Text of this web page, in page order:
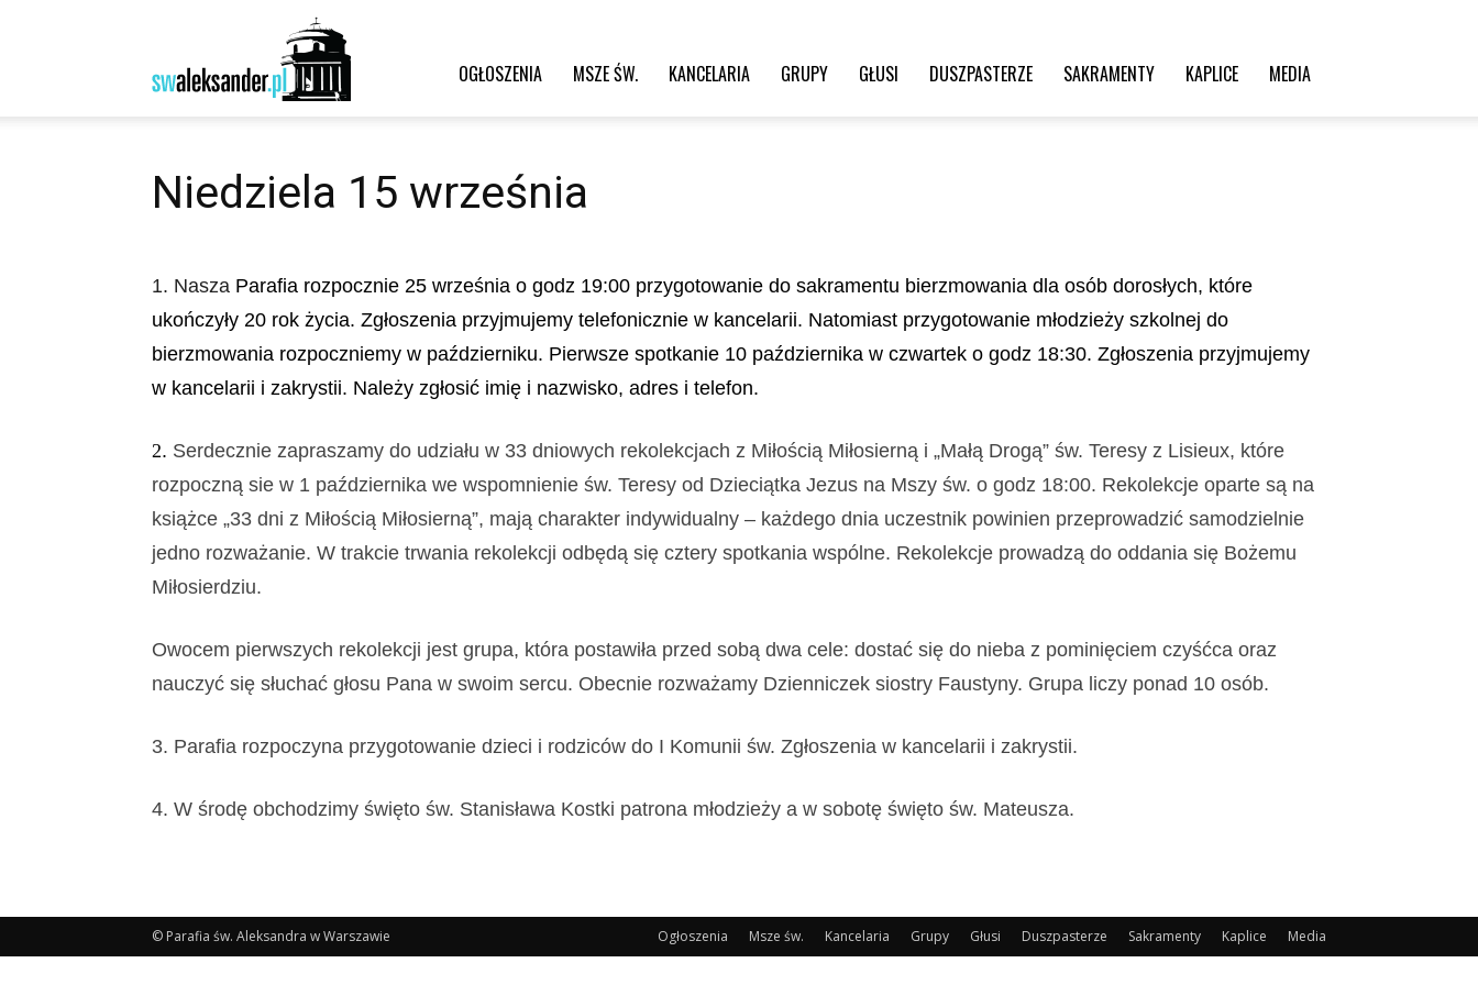
Św.
Aleksander
–
OGŁOSZENIA MSZE ŚW. KANCELARIA GRUPY GŁUSI DUSZPASTERZE SAKRAMENTY KAPLICE MEDIA
Niedziela 15 września
1. Nasza Parafia rozpocznie 25 września o godz 19:00 przygotowanie do sakramentu bierzmowania dla osób dorosłych, które
ukończyły 20 rok życia. Zgłoszenia przyjmujemy telefonicznie w kancelarii. Natomiast przygotowanie młodzieży szkolnej do
bierzmowania rozpoczniemy w październiku. Pierwsze spotkanie 10 października w czwartek o godz 18:30. Zgłoszenia przyjmujemy
w kancelarii i zakrystii. Należy zgłosić imię i nazwisko, adres i telefon.
2. Serdecznie zapraszamy do udziału w 33 dniowych rekolekcjach z Miłością Miłosierną i „Małą Drogą” św. Teresy z Lisieux, które
rozpoczną sie w 1 października we wspomnienie św. Teresy od Dzieciątka Jezus na Mszy św. o godz 18:00. Rekolekcje oparte są na
książce „33 dni z Miłością Miłosierną”, mają charakter indywidualny – każdego dnia uczestnik powinien przeprowadzić samodzielnie
jedno rozważanie. W trakcie trwania rekolekcji odbędą się cztery spotkania wspólne. Rekolekcje prowadzą do oddania się Bożemu
Miłosierdziu.
Owocem pierwszych rekolekcji jest grupa, która postawiła przed sobą dwa cele: dostać się do nieba z pominięciem czyśćca oraz
nauczyć się słuchać głosu Pana w swoim sercu. Obecnie rozważamy Dzienniczek siostry Faustyny. Grupa liczy ponad 10 osób.
3. Parafia rozpoczyna przygotowanie dzieci i rodziców do I Komunii św. Zgłoszenia w kancelarii i zakrystii.
4. W środę obchodzimy święto św. Stanisława Kostki patrona młodzieży a w sobotę święto św. Mateusza.
Ogłoszenia Msze św. Kancelaria Grupy Głusi Duszpasterze Sakramenty Kaplice Media
© Parafia św. Aleksandra w Warszawie